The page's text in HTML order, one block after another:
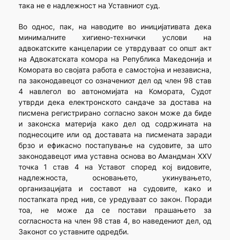
така не е надлежност на Уставниот суд.
Во однос, пак, на наводите во иницијативата дека
минималните хигиено-технички услови на
адвокатските канцеларии се утврдуваат со општ акт
на Адвокатската комора на Република Македонија и
Комората во својата работа е самостојна и независна,
па законодавецот со означениот дел од член 98 став
4 навлегол во автономијата на Комората, Судот
утврди дека електронското сандаче за достава на
писмена регистрирано согласно закон може да биде
и законска материја како дел од содржината на
поднесоците или од доставата на писмената заради
брзо и ефикасно постапување на судовите, за што
законодавецот има уставна основа во Амандман XXV
точка 1 став 4 на Уставот според кој видовите,
надлежноста, основањето, укинувањето,
организацијата и составот на судовите, како и
постапката пред нив, се уредуваат со закон. Поради
тоа, не може да се постави прашањето за
согласноста на член 98 став 4, во наведениот дел, од
Законот со уставните одредби.